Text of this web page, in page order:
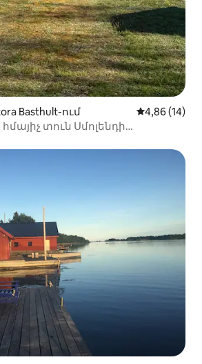
Basthult-ում Միջին
4,86 (14)
տուն Սմոլենդի